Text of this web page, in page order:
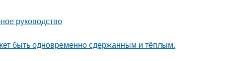
руководство
быть одновременно сдержанным и тёплым.